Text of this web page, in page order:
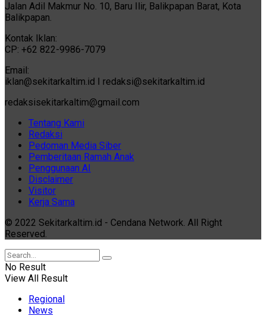
Jalan Adil Makmur No. 10, Baru Ilir, Balikpapan Barat, Kota
Balikpapan.
Kontak Iklan:
CP: +62 822-9986-7079
Email:
iklan@sekitarkaltim.id I redaksi@sekitarkaltim.id
redaksisekitarkaltim@gmail.com
Tentang Kami
Redaksi
Pedoman Media Siber
Pemberitaan Ramah Anak
Penggunaan AI
Disclaimer
Visitor
Kerja Sama
© 2022 Sekitarkaltim.id - Cendana Network. All Right
Reserved.
No Result
View All Result
Regional
News